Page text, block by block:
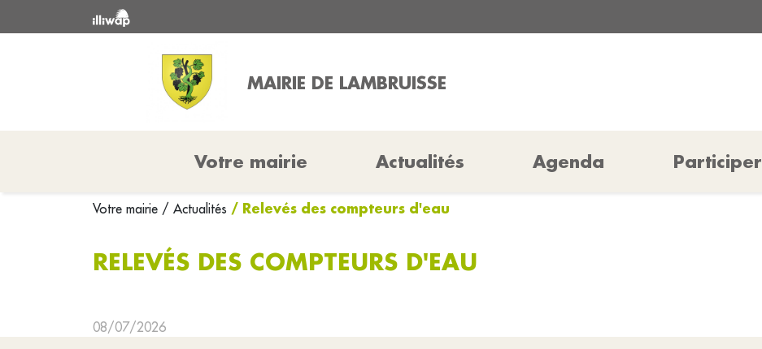
MAIRIE DE LAMBRUISSE
Votre mairie Actualités Agenda Participer
Votre mairie / Actualités / Relevés des compteurs d'eau
RELEVÉS DES COMPTEURS D'EAU
08/07/2026